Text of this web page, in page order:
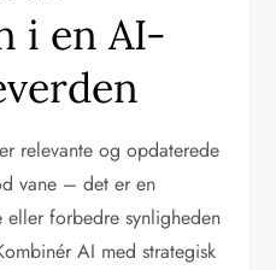
i en AI-
relevante og opdaterede
vane – det er en
forbedre synligheden
AI med strategisk